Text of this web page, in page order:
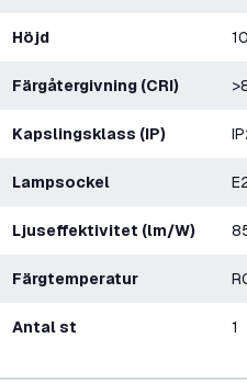
Höjd
Färgåtergivning (CRI)
Kapslingsklass (IP)
Lampsockel
Ljuseffektivitet (lm/W)
Färgtemperatur
Antal st 1